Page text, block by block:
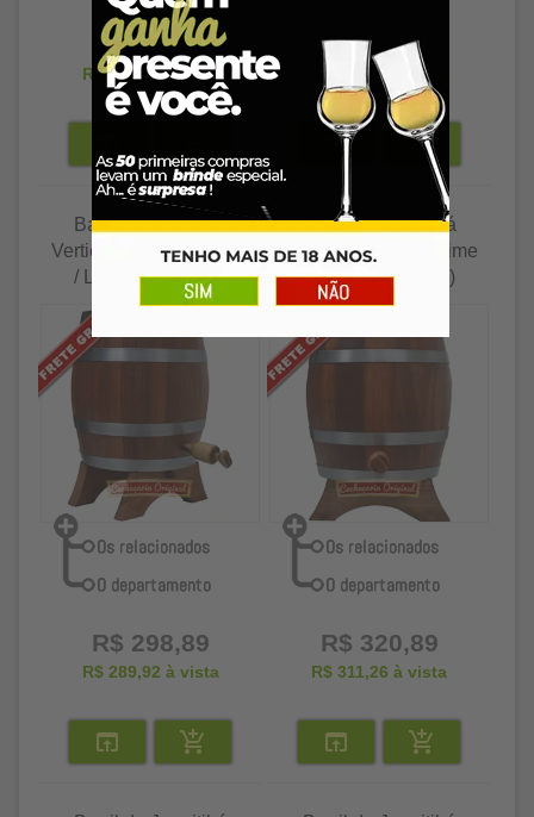
R$ 791,89
R$ 768,13à vista
R$ 259,89
R$ 252,09 à vista
Barril de Jequitibá
Vertical (em pé) - Prime
/ Luxo 2L(2000ml)
R$ 298,89
R$ 289,92 à vista
Barril de Jequitibá
Vertical (em pé) - Prime
/ Luxo 3L(3000ml)
R$ 320,89
R$ 311,26 à vista